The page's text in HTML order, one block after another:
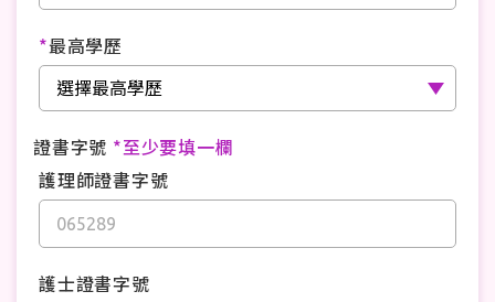
*最高學歷
證書字號 *至少要填一欄
護理師證書字號
護士證書字號